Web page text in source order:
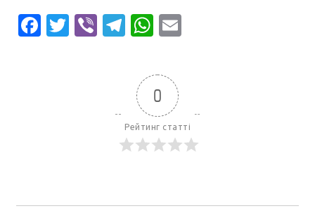
Facebook
Twitter
ViberTelegram
WhatsApp
0
Рейтинг статті